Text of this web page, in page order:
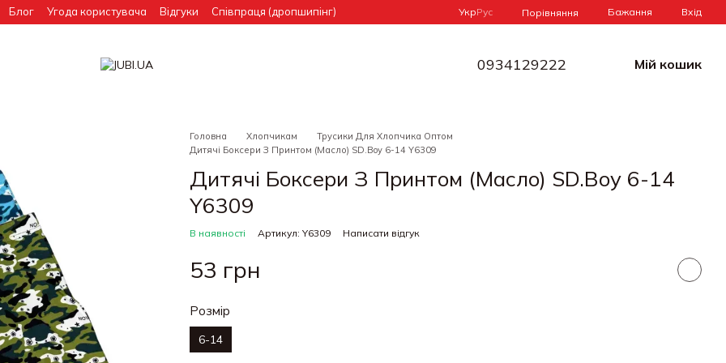
Блог Угода користувача Відгуки Співпраця (дропшипінг) УкрРус Порівняння Бажання Вхід
0934129222 Мій кошик
Головна Хлопчикам
Трусики Для Хлопчика Оптом
Дитячі Боксери З Принтом (Масло) SD.Boy 6-14 Y6309
Дитячі Боксери З Принтом (Масло) SD.Boy 6-14
Y6309
В наявності Артикул: Y6309 Написати відгук
53 грн
Розмір
6-14